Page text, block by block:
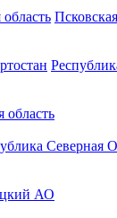
область
Северная
АО